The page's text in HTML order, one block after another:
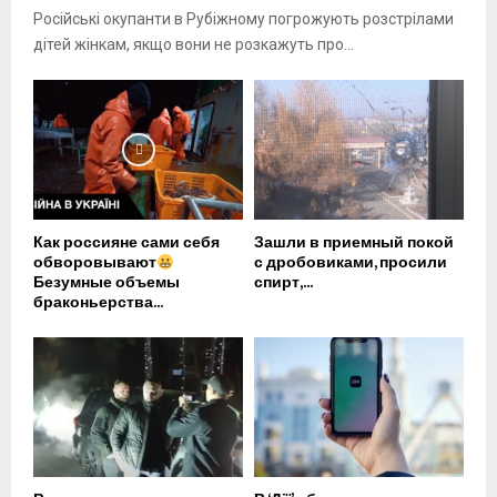
Російські окупанти в Рубіжному погрожують розстрілами
дітей жінкам, якщо вони не розкажуть про...
Как россияне сами себя
обворовывают
Безумные объемы
браконьерства...
Зашли в приемный покой
с дробовиками, просили
спирт,...